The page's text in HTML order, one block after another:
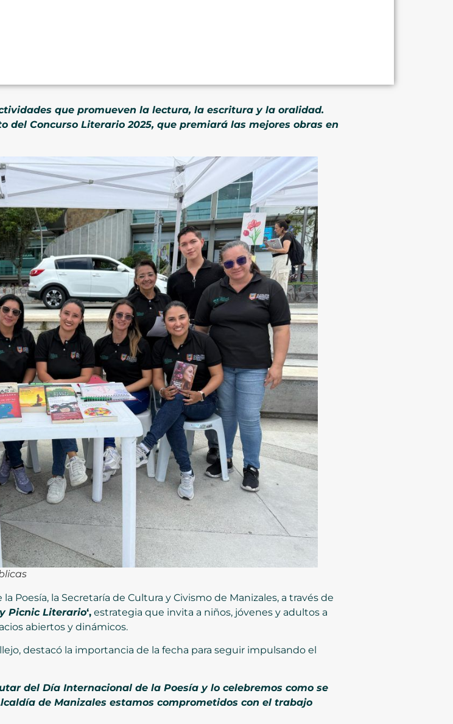
que promueven la lectura, la escritura y la oralidad.
del Concurso Literario 2025, que premiará las mejores obras en
Poesía, la Secretaría de Cultura y Civismo de Manizales, a través de
Picnic Literario‘, estrategia que invita a niños, jóvenes y adultos a
abiertos y dinámicos.
destacó la importancia de la fecha para seguir impulsando el
del Día Internacional de la Poesía y lo celebremos como se
de Manizales estamos comprometidos con el trabajo